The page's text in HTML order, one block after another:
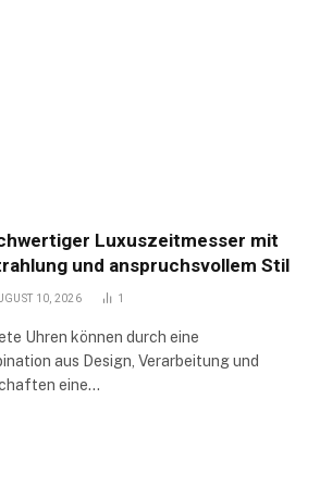
Luxuszeitmesser mit
und anspruchsvollem Stil
10, 2026 1
Uhren können durch eine
aus Design, Verarbeitung und
eine…